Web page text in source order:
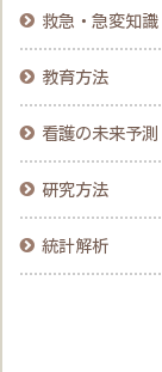
救急・急変知識
教育方法
看護の未来予測
研究方法
統計解析